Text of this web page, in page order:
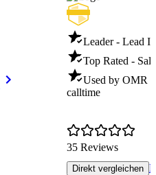
Leader - Lead
Top Rated -
Used by OMR -
calltime
35 Reviews
Direkt vergleichen